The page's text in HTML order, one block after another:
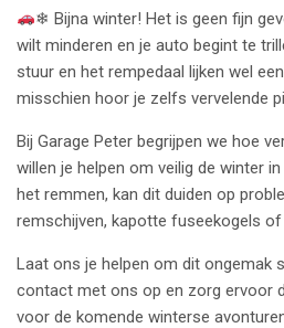
❄ Bijna winter! Het is geen fijn
wilt minderen en je auto begint te
stuur en het rempedaal lijken wel
misschien hoor je zelfs vervelende
Bij Garage Peter begrijpen we hoe
willen je helpen om veilig de winter
het remmen, kan dit duiden op
remschijven, kapotte fuseekogels
Laat ons je helpen om dit ongemak
contact met ons op en zorg ervoor
voor de komende winterse